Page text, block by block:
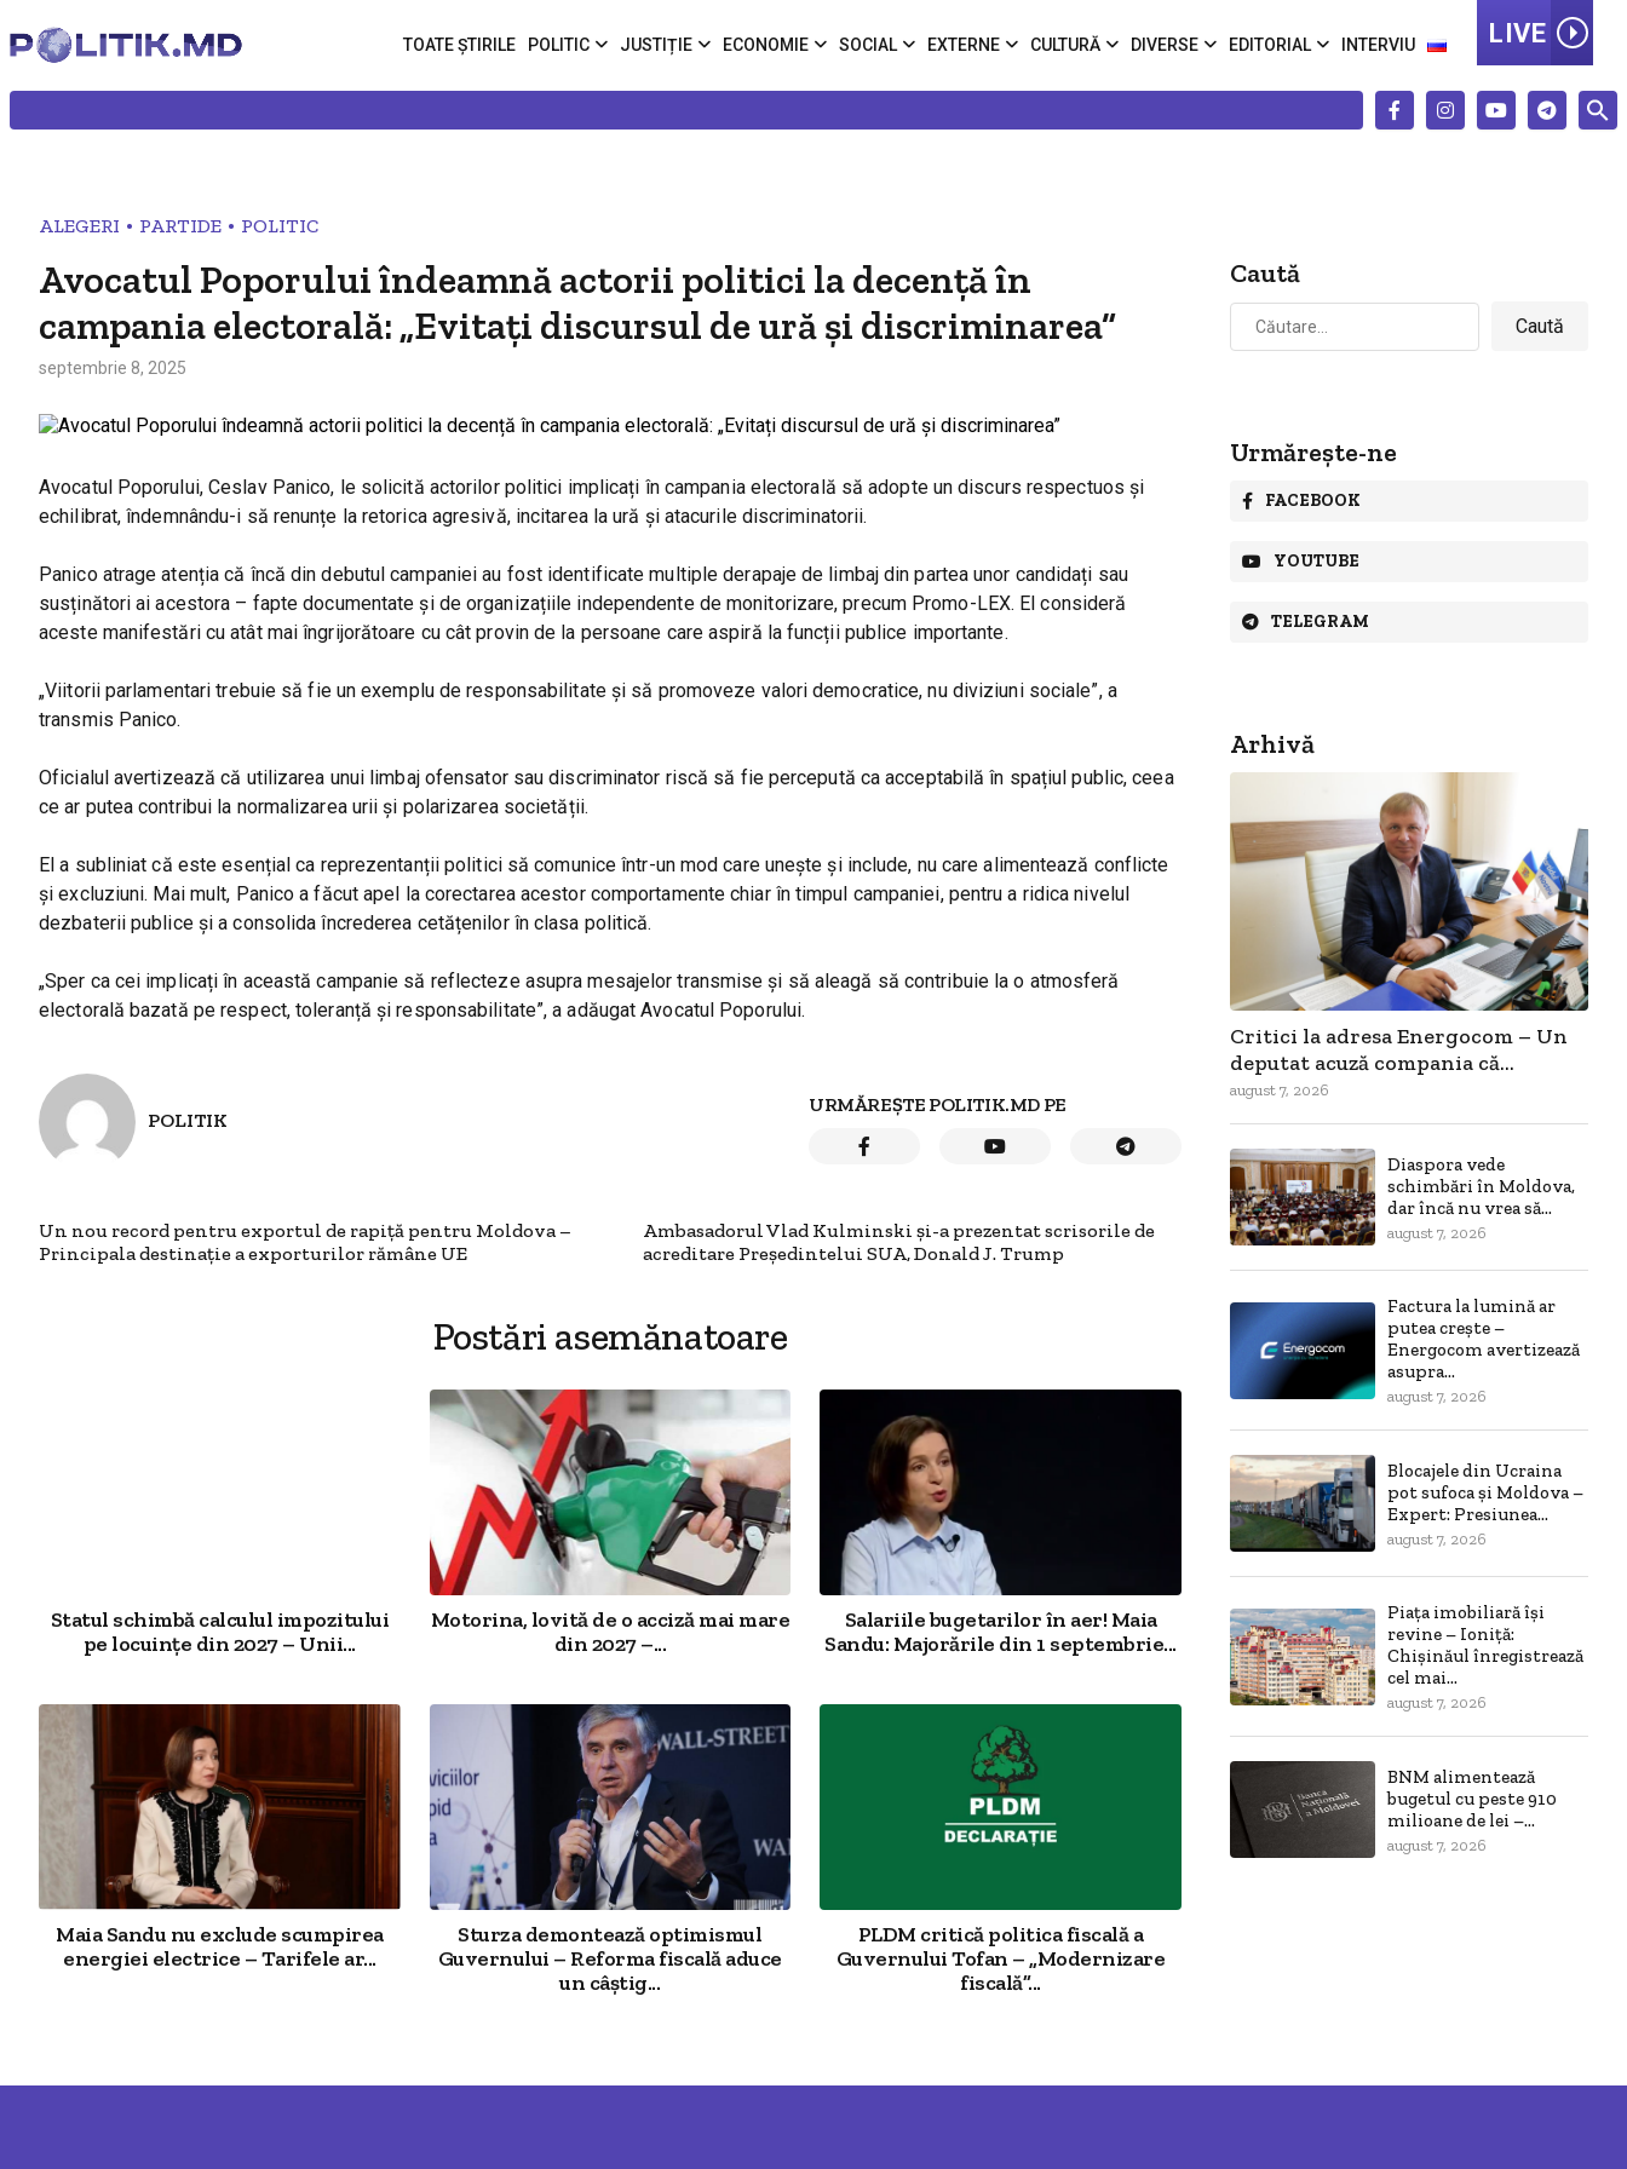
TOATE ȘTIRILE POLITIC JUSTIȚIE ECONOMIE SOCIAL EXTERNE CULTURĂ DIVERSE EDITORIAL INTERVIU LIVE
ALEGERI • PARTIDE • POLITIC
Avocatul Poporului îndeamnă actorii politici la decență în
campania electorală: „Evitați discursul de ură și discriminarea”
septembrie 8, 2025
Avocatul Poporului, Ceslav Panico, le solicită actorilor politici implicați în campania electorală să adopte un discurs respectuos și
echilibrat, îndemnându-i să renunțe la retorica agresivă, incitarea la ură și atacurile discriminatorii.
Panico atrage atenția că încă din debutul campaniei au fost identificate multiple derapaje de limbaj din partea unor candidați sau
susținători ai acestora – fapte documentate și de organizațiile independente de monitorizare, precum Promo-LEX. El consideră
aceste manifestări cu atât mai îngrijorătoare cu cât provin de la persoane care aspiră la funcții publice importante.
„Viitorii parlamentari trebuie să fie un exemplu de responsabilitate și să promoveze valori democratice, nu diviziuni sociale”, a
transmis Panico.
Oficialul avertizează că utilizarea unui limbaj ofensator sau discriminator riscă să fie percepută ca acceptabilă în spațiul public, ceea
ce ar putea contribui la normalizarea urii și polarizarea societății.
El a subliniat că este esențial ca reprezentanții politici să comunice într-un mod care unește și include, nu care alimentează conflicte
și excluziuni. Mai mult, Panico a făcut apel la corectarea acestor comportamente chiar în timpul campaniei, pentru a ridica nivelul
dezbaterii publice și a consolida încrederea cetățenilor în clasa politică.
„Sper ca cei implicați în această campanie să reflecteze asupra mesajelor transmise și să aleagă să contribuie la o atmosferă
electorală bazată pe respect, toleranță și responsabilitate”, a adăugat Avocatul Poporului.
POLITIK
URMĂREȘTE POLITIK.MD PE
Un nou record pentru exportul de rapiță pentru Moldova –
Principala destinație a exporturilor rămâne UE
Ambasadorul Vlad Kulminski și-a prezentat scrisorile de
acreditare Președintelui SUA, Donald J. Trump
Postări asemănatoare
Statul schimbă calculul impozitului
pe locuințe din 2027 – Unii...
Motorina, lovită de o acciză mai mare
din 2027 –...
Salariile bugetarilor în aer! Maia
Sandu: Majorările din 1 septembrie...
Maia Sandu nu exclude scumpirea
energiei electrice – Tarifele ar...
Sturza demontează optimismul
Guvernului – Reforma fiscală aduce
un câștig...
PLDM critică politica fiscală a
Guvernului Tofan – „Modernizare
fiscală”...
Caută
Caută
după:
Urmărește-ne
FACEBOOK
YOUTUBE
TELEGRAM
Arhivă
Critici la adresa Energocom – Un
deputat acuză compania că...
august 7, 2026
Diaspora vede
schimbări în Moldova,
dar încă nu vrea să...
august 7, 2026
Factura la lumină ar
putea crește –
Energocom avertizează
asupra...
august 7, 2026
Blocajele din Ucraina
pot sufoca și Moldova –
Expert: Presiunea...
august 7, 2026
Piața imobiliară își
revine – Ioniță:
Chișinăul înregistrează
cel mai...
august 7, 2026
BNM alimentează
bugetul cu peste 910
milioane de lei –...
august 7, 2026